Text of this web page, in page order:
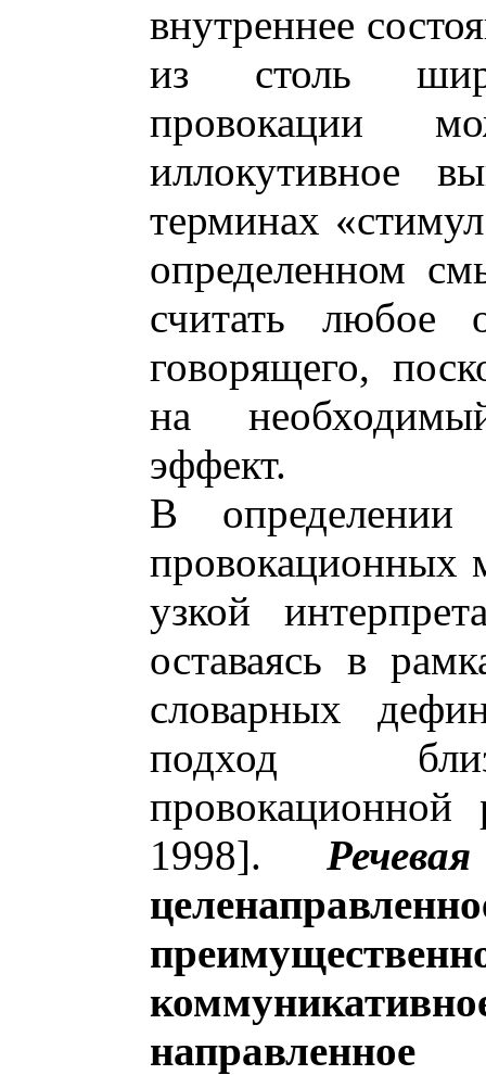
внутреннее
из столь
провокации
иллокутивное
терминах
определенном
считать любое
говорящего,
на
эффект.
В определении
провокационных
узкой
оставаясь в
словарных
подход
провокационной
1998].